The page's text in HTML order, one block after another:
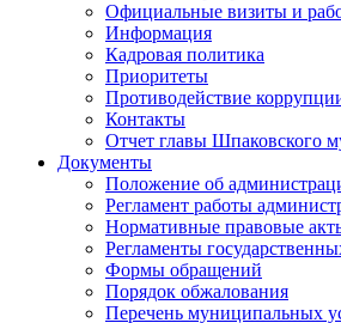
Официальные визиты и
Информация
Кадровая политика
Приоритеты
Противодействие
Контакты
Отчет главы Шпаковского
Документы
Положение об
Регламент работы
Нормативные правовые
Регламенты
Формы обращений
Порядок обжалования
Перечень муниципальных